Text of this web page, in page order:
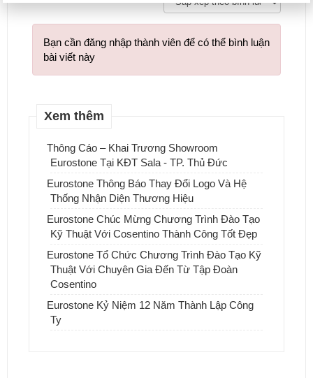
Bạn cần đăng nhập thành viên để có thể bình luận
bài viết này
Xem thêm
Thông Cáo – Khai Trương Showroom
Eurostone Tại KĐT Sala - TP. Thủ Đức
Eurostone Thông Báo Thay Đổi Logo Và Hệ
Thống Nhận Diện Thương Hiệu
Eurostone Chúc Mừng Chương Trình Đào Tạo
Kỹ Thuật Với Cosentino Thành Công Tốt Đẹp
Eurostone Tổ Chức Chương Trình Đào Tạo Kỹ
Thuật Với Chuyên Gia Đến Từ Tập Đoàn
Cosentino
Eurostone Kỷ Niệm 12 Năm Thành Lập Công
Ty